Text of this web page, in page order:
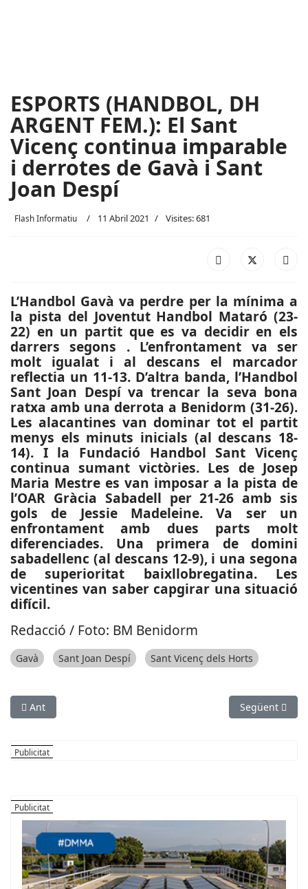
ESPORTS (HANDBOL, DH
ARGENT FEM.): El Sant
Vicenç continua imparable
i derrotes de Gavà i Sant
Joan Despí
Flash Informatiu 11 Abril 2021 Visites: 681
L’Handbol Gavà va perdre per la mínima a
la pista del Joventut Handbol Mataró (23-
22) en un partit que es va decidir en els
darrers segons . L’enfrontament va ser
molt igualat i al descans el marcador
reflectia un 11-13. D’altra banda, l’Handbol
Sant Joan Despí va trencar la seva bona
ratxa amb una derrota a Benidorm (31-26).
Les alacantines van dominar tot el partit
menys els minuts inicials (al descans 18-
14). I la Fundació Handbol Sant Vicenç
continua sumant victòries. Les de Josep
Maria Mestre es van imposar a la pista de
l’OAR Gràcia Sabadell per 21-26 amb sis
gols de Jessie Madeleine. Va ser un
enfrontament amb dues parts molt
diferenciades. Una primera de domini
sabadellenc (al descans 12-9), i una segona
de superioritat baixllobregatina. Les
vicentines van saber capgirar una situació
difícil.
Redacció / Foto: BM Benidorm
Gavà Sant Joan Despí Sant Vicenç dels Horts
Article anterior: CRISI COVID-19: Una campanya del Punt
Ant Article
Següent